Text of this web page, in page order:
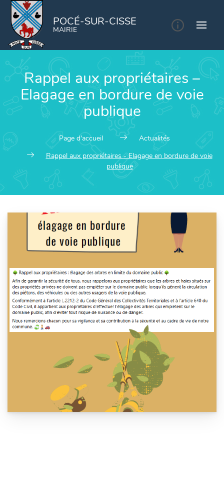
POCÉ-SUR-CISSE
MAIRIE
Rappel aux propriétaires –
Elagage en bordure de voie
publique
Page d'accueil
Actualités
Rappel aux propriétaires - Elagage en bordure de voie
publique